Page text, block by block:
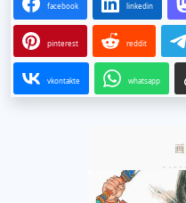
facebook linkedin
pinterest reddit
vkontakte whatsapp